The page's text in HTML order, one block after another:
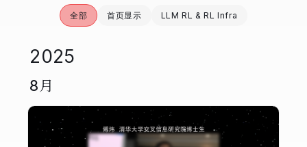
全部 首页显示 LLM RL & RL Infra
2025
8月